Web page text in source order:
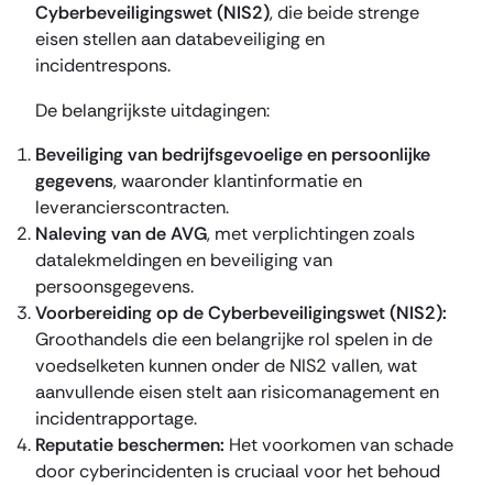
Cyberbeveiligingswet (NIS2), die beide strenge
eisen stellen aan databeveiliging en
incidentrespons.
De belangrijkste uitdagingen:
Beveiliging van bedrijfsgevoelige en persoonlijke
gegevens, waaronder klantinformatie en
leverancierscontracten.
Naleving van de AVG, met verplichtingen zoals
datalekmeldingen en beveiliging van
persoonsgegevens.
Voorbereiding op de Cyberbeveiligingswet (NIS2):
Groothandels die een belangrijke rol spelen in de
voedselketen kunnen onder de NIS2 vallen, wat
aanvullende eisen stelt aan risicomanagement en
incidentrapportage.
Reputatie beschermen: Het voorkomen van schade
door cyberincidenten is cruciaal voor het behoud